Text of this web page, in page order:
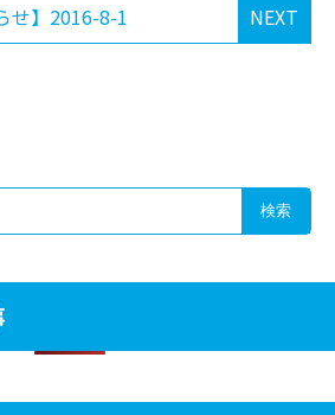
NEXT
せ】2016-8-1